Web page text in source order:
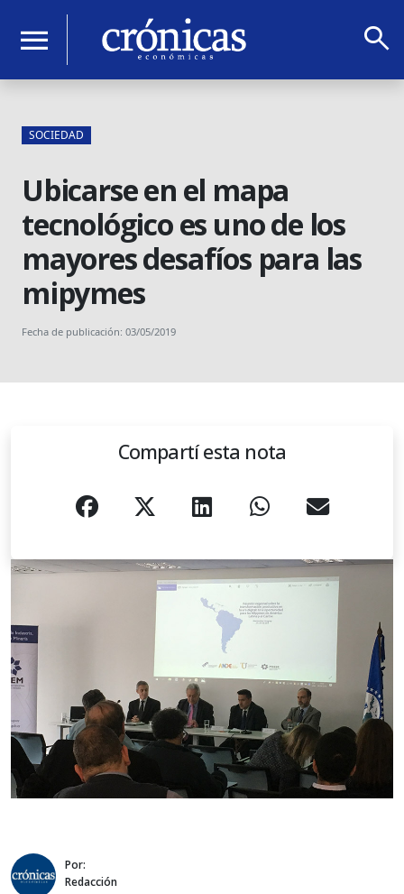
menu search
SOCIEDAD
Ubicarse en el mapa
tecnológico es uno de los
mayores desafíos para las
mipymes
Fecha de publicación: 03/05/2019
Compartí esta nota
Por:
Redacción